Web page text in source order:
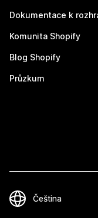
Dokumentace k
Komunita Shopify
Blog Shopify
Průzkum